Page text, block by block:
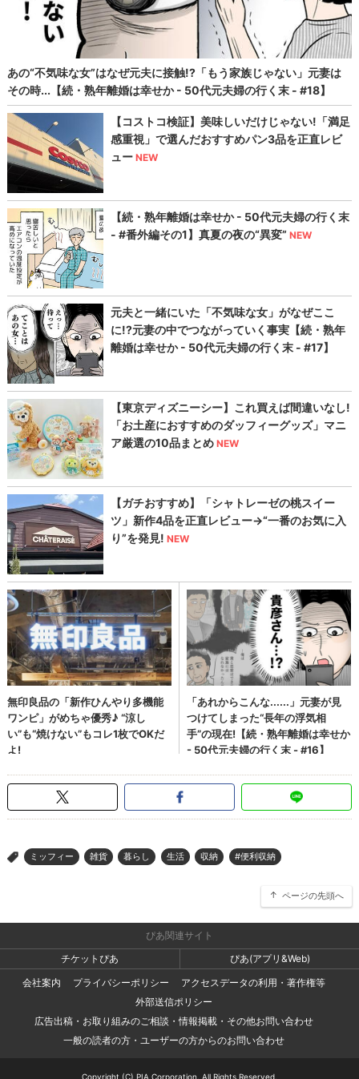
> ミッフィー 雑貨 暮らし 生活 収納 #便利収納
ページの先頭へ
ぴあ関連サイト
チケットぴあ
ぴあ(アプリ&Web)
会社案内
プライバシーポリシー
アクセスデータの利用・著作権等
外部送信ポリシー
広告出稿・お取り組みのご相談・情報掲載・その他お問い合わせ
一般の読者の方・ユーザーの方からのお問い合わせ
Copyright (C) PIA Corporation. All Rights Reserved.